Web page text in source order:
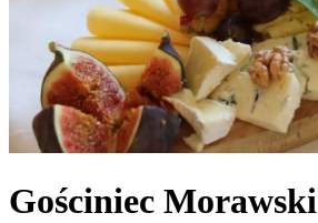
Gościniec Morawski